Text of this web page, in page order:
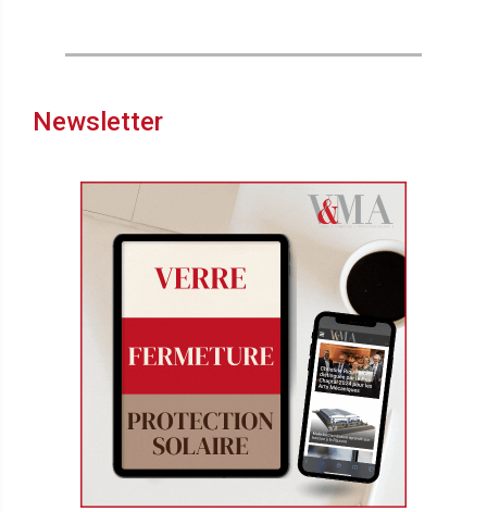
Newsletter